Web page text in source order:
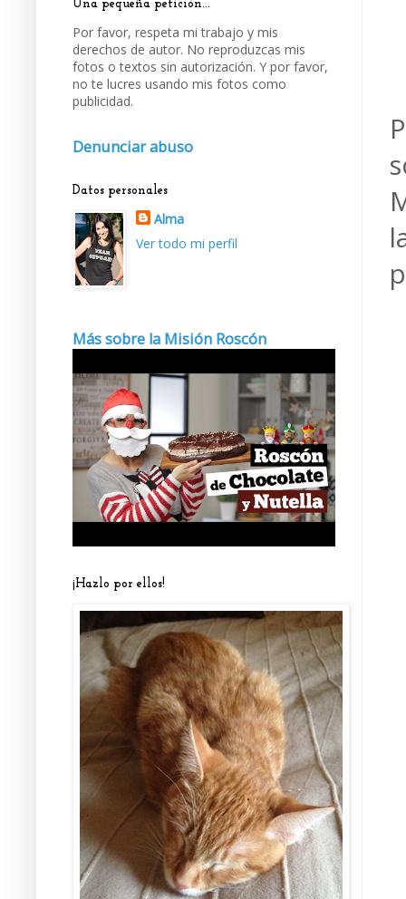
Una pequeña petición...
Por favor, respeta mi trabajo y mis
derechos de autor. No reproduzcas mis
fotos o textos sin autorización. Y por favor,
no te lucres usando mis fotos como
publicidad.
Denunciar abuso
Datos personales
Alma
Ver todo mi perfil
Más sobre la Misión Roscón
¡Hazlo por ellos!